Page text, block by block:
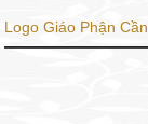
Logo Giáo Phận